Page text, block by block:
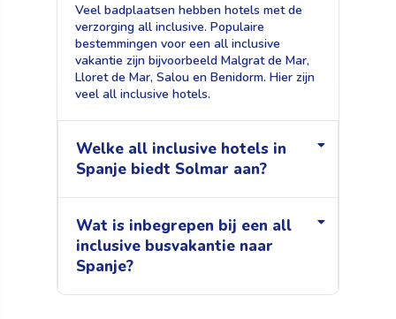
Veel badplaatsen hebben hotels met de
verzorging all inclusive. Populaire
bestemmingen voor een all inclusive
vakantie zijn bijvoorbeeld Malgrat de Mar,
Lloret de Mar, Salou en Benidorm. Hier zijn
veel all inclusive hotels.
Welke all inclusive hotels in
Spanje biedt Solmar aan?
Wat is inbegrepen bij een all
inclusive busvakantie naar
Spanje?